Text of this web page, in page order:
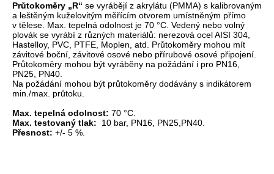
Průtokoměry „R“ se vyrábějí z akrylátu (PMMA) s kalibrovaným
a leštěným kuželovitým měřícím otvorem umístněným přímo
v tělese. Max. tepelná odolnost je 70 °C. Vedený nebo volný
plovák se vyrábí z různých materiálů: nerezová ocel AISI 304,
Hastelloy, PVC, PTFE, Moplen, atd. Průtokoměry mohou mít
závitové boční, závitové osové nebo přírubové osové připojení.
Průtokoměry mohou být vyráběny na požádání i pro PN16,
PN25, PN40.
Na požádání mohou být průtokoměry dodávány s indikátorem
min./max. průtoku.
Max. tepelná odolnost: 70 °C.
Max. testovaný tlak: 10 bar, PN16, PN25,PN40.
Přesnost: +/- 5 %.